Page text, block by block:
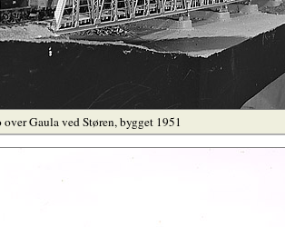
over Gaula ved Støren, bygget 1951